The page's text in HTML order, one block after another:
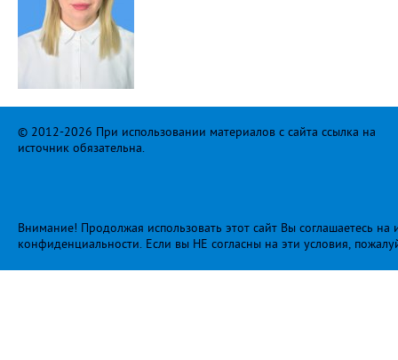
© 2012-2026 При использовании материалов с сайта ссылка на
источник обязательна.
Внимание! Продолжая использовать этот сайт Вы соглашаетесь
конфиденциальности. Если вы НЕ согласны на эти условия,